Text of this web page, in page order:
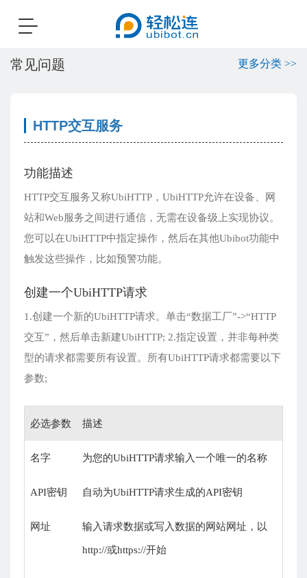
Toggle
常见问题 更多分类 >>
HTTP交互服务
功能描述
HTTP交互服务又称UbiHTTP，UbiHTTP允许在设备、网
站和Web服务之间进行通信，无需在设备级上实现协议。
您可以在UbiHTTP中指定操作，然后在其他Ubibot功能中
触发这些操作，比如预警功能。
创建一个UbiHTTP请求
1.创建一个新的UbiHTTP请求。单击“数据工厂”->“HTTP
交互”，然后单击新建UbiHTTP; 2.指定设置，并非每种类
型的请求都需要所有设置。所有UbiHTTP请求都需要以下
参数;
必选参数 描述
名字 为您的UbiHTTP请求输入一个唯一的名称
API密钥 自动为UbiHTTP请求生成的API密钥
网址 输入请求数据或写入数据的网站网址，以
http://或https://开始